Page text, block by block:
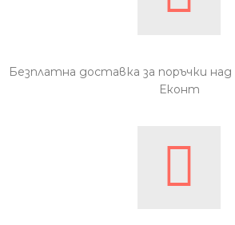
Безплатна доставка за поръчки
Еконт